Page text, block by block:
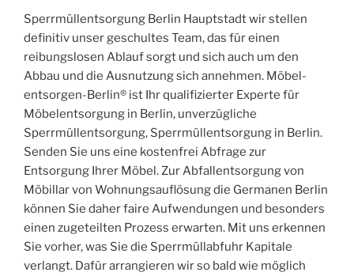
Sperrmüllentsorgung Berlin Hauptstadt wir stellen
definitiv unser geschultes Team, das für einen
reibungslosen Ablauf sorgt und sich auch um den
Abbau und die Ausnutzung sich annehmen. Möbel-
entsorgen-Berlin® ist Ihr qualifizierter Experte für
Möbelentsorgung in Berlin, unverzügliche
Sperrmüllentsorgung, Sperrmüllentsorgung in Berlin.
Senden Sie uns eine kostenfrei Abfrage zur
Entsorgung Ihrer Möbel. Zur Abfallentsorgung von
Möbillar von Wohnungsauflösung die Germanen Berlin
können Sie daher faire Aufwendungen und besonders
einen zugeteilten Prozess erwarten. Mit uns erkennen
Sie vorher, was Sie die Sperrmüllabfuhr Kapitale
verlangt. Dafür arrangieren wir so bald wie möglich